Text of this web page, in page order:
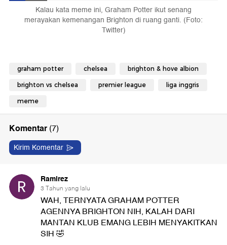
Kalau kata meme ini, Graham Potter ikut senang
merayakan kemenangan Brighton di ruang ganti. (Foto:
Twitter)
graham potter chelsea brighton & hove albion
brighton vs chelsea premier league liga inggris
meme